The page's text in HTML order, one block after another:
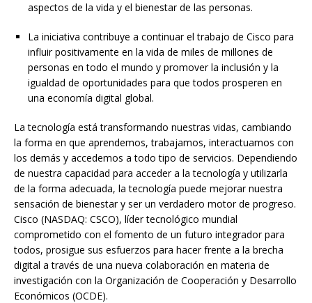
aspectos de la vida y el bienestar de las personas.
La iniciativa contribuye a continuar el trabajo de Cisco para
influir positivamente en la vida de miles de millones de
personas en todo el mundo y promover la inclusión y la
igualdad de oportunidades para que todos prosperen en
una economía digital global.
La tecnología está transformando nuestras vidas, cambiando
la forma en que aprendemos, trabajamos, interactuamos con
los demás y accedemos a todo tipo de servicios. Dependiendo
de nuestra capacidad para acceder a la tecnología y utilizarla
de la forma adecuada, la tecnología puede mejorar nuestra
sensación de bienestar y ser un verdadero motor de progreso.
Cisco (NASDAQ: CSCO), líder tecnológico mundial
comprometido con el fomento de un futuro integrador para
todos, prosigue sus esfuerzos para hacer frente a la brecha
digital a través de una nueva colaboración en materia de
investigación con la Organización de Cooperación y Desarrollo
Económicos (OCDE).